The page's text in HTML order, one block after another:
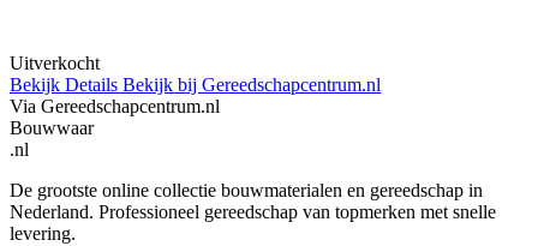
Uitverkocht
Bekijk Details Bekijk bij Gereedschapcentrum.nl
Via Gereedschapcentrum.nl
Bouwwaar
.nl
De grootste online collectie bouwmaterialen en gereedschap in
Nederland. Professioneel gereedschap van topmerken met snelle
levering.